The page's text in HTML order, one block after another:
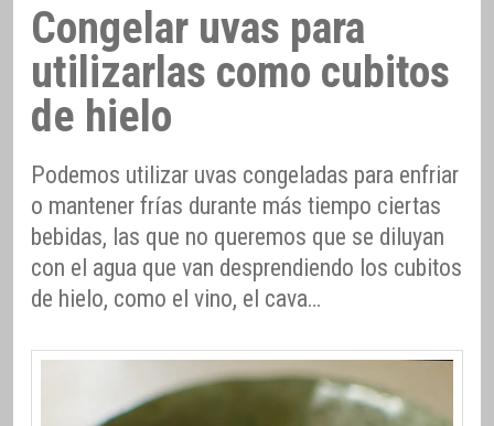
Congelar uvas para
utilizarlas como cubitos
de hielo
Podemos utilizar uvas congeladas para enfriar
o mantener frías durante más tiempo ciertas
bebidas, las que no queremos que se diluyan
con el agua que van desprendiendo los cubitos
de hielo, como el vino, el cava…